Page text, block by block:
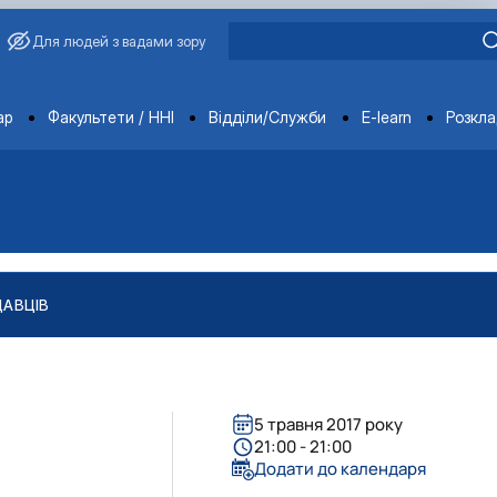
Для людей з вадами зору
Факультети / ННІ Відділи/Служби E-learn
5 травня 2017 року
21:00 - 21:00
Додати до календаря